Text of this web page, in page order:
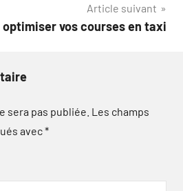
Article suivant
vos courses en taxi
sera pas publiée. Les champs
avec*